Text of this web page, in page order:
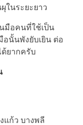
ในระยะยาว
นมือคนที่ใช้เป็น
อนั้นพังยับเยิน ต่อ
ยากครับ
แก้ว บางพลี